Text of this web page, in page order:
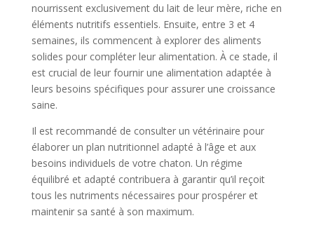
nourrissent exclusivement du lait de leur mère, riche en
éléments nutritifs essentiels. Ensuite, entre 3 et 4
semaines, ils commencent à explorer des aliments
solides pour compléter leur alimentation. À ce stade, il
est crucial de leur fournir une alimentation adaptée à
leurs besoins spécifiques pour assurer une croissance
saine.
Il est recommandé de consulter un vétérinaire pour
élaborer un plan nutritionnel adapté à l’âge et aux
besoins individuels de votre chaton. Un régime
équilibré et adapté contribuera à garantir qu’il reçoit
tous les nutriments nécessaires pour prospérer et
maintenir sa santé à son maximum.